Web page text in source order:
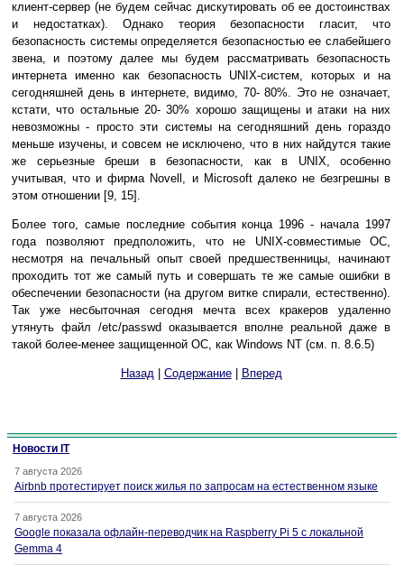
клиент-сервер (не будем сейчас дискутировать об ее достоинствах
и недостатках). Однако теория безопасности гласит, что
безопасность системы определяется безопасностью ее слабейшего
звена, и поэтому далее мы будем рассматривать безопасность
интернета именно как безопасность UNIX-систем, которых и на
сегодняшней день в интернете, видимо, 70- 80%. Это не означает,
кстати, что остальные 20- 30% хорошо защищены и атаки на них
невозможны - просто эти системы на сегодняшний день гораздо
меньше изучены, и совсем не исключено, что в них найдутся такие
же серьезные бреши в безопасности, как в UNIX, особенно
учитывая, что и фирма Novell, и Microsoft далеко не безгрешны в
этом отношении [9, 15].
Более того, самые последние события конца 1996 - начала 1997
года позволяют предположить, что не UNIX-совместимые ОС,
несмотря на печальный опыт своей предшественницы, начинают
проходить тот же самый путь и совершать те же самые ошибки в
обеспечении безопасности (на другом витке спирали, естественно).
Так уже несбыточная сегодня мечта всех кракеров удаленно
утянуть файл /etc/passwd оказывается вполне реальной даже в
такой более-менее защищенной ОС, как Windows NT (см. п. 8.6.5)
Назад| Содержание| Вперед
Новости IT
7 августа 2026
Airbnb протестирует поиск жилья по запросам на естественном языке
7 августа 2026
Google показала офлайн-переводчик на Raspberry Pi 5 с локальной
Gemma 4